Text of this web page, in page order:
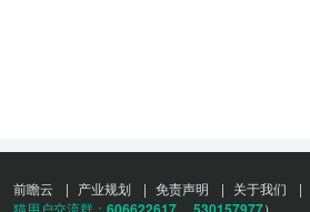
前瞻云 | 产业规划 | 免责声明 | 关于我们 |
猫用户交流群：
）